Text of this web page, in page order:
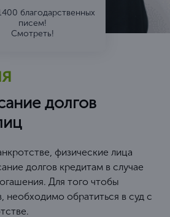
благодарственных
писем!
Смотреть!
долгов
физические лица
долгов кредитам в случае
Для того чтобы
необходимо обратиться в суд с